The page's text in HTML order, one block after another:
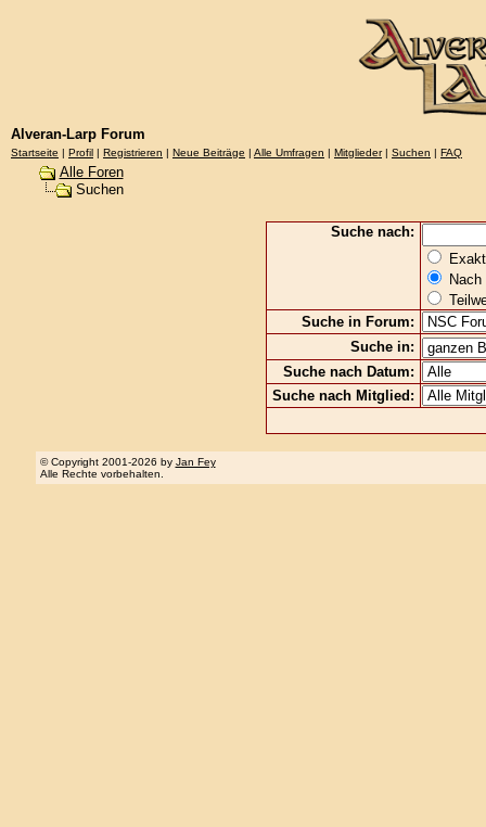
Alveran-Larp Forum
Startseite | Profil | Registrieren | Neue Beiträge | Alle Umfragen | Mitglieder| Suchen | FAQ
Alle Foren
Suchen
Suche nach:
Suche in Forum:
Suche in:
Suche nach Datum:
Suche nach Mitglied:
© Copyright 2001-2026 by Jan Fey
Alle Rechte vorbehalten.